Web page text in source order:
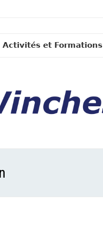
Activités et Formations